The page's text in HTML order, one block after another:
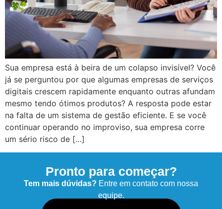
Sua empresa está à beira de um colapso invisível? Você
já se perguntou por que algumas empresas de serviços
digitais crescem rapidamente enquanto outras afundam
mesmo tendo ótimos produtos? A resposta pode estar
na falta de um sistema de gestão eficiente. E se você
continuar operando no improviso, sua empresa corre
um sério risco de […]
Pronto para começar?
Tem mais dúvidas? Entre em contato com nossa
equipe.